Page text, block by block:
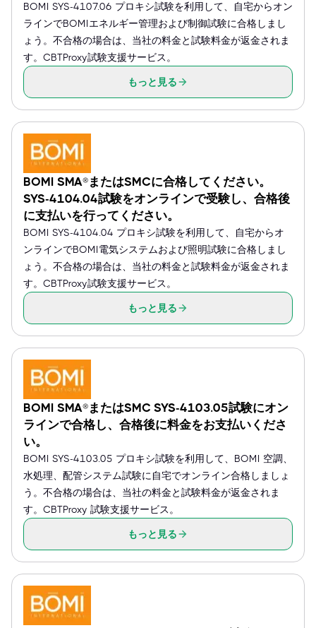
BOMI SYS-4107.06 プロキシ試験を利用して、自宅からオン
ラインでBOMIエネルギー管理および制御試験に合格しまし
ょう。不合格の場合は、当社の料金と試験料金が返金されま
す。CBTProxy試験支援サービス。
もっと見る
BOMI SMA®またはSMCに合格してください。
SYS-4104.04試験をオンラインで受験し、合格後
に支払いを行ってください。
BOMI SYS-4104.04 プロキシ試験を利用して、自宅からオ
ンラインでBOMI電気システムおよび照明試験に合格しまし
ょう。不合格の場合は、当社の料金と試験料金が返金されま
す。CBTProxy試験支援サービス。
もっと見る
BOMI SMA®またはSMC SYS-4103.05試験にオン
ラインで合格し、合格後に料金をお支払いくださ
い。
BOMI SYS-4103.05 プロキシ試験を利用して、BOMI 空調、
水処理、配管システム試験に自宅でオンライン合格しましょ
う。不合格の場合は、当社の料金と試験料金が返金されま
す。CBTProxy 試験支援サービス。
もっと見る